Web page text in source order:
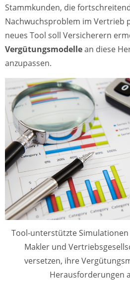
Stammkunden, die
Nachwuchsproblem im Vertrieb
neues Tool soll Versicherern
Vergütungsmodellean diese
anzupassen.
Tool-unterstützte
Makler und
versetzen, ihre
Herausforderungen